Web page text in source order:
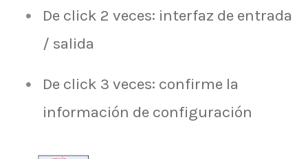
De click 2 veces: interfaz de entrada
/ salida
De click 3 veces: confirme la
información de configuración